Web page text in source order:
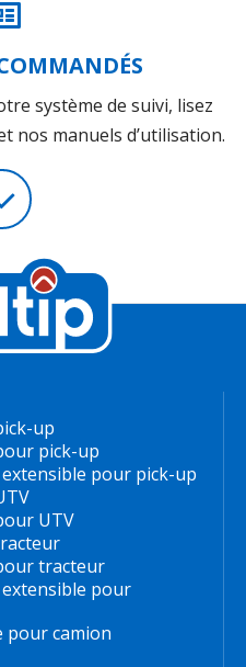
système de suivi, lisez
nos manuels d’utilisation.
up
pick-up
pour pick-up
UTV
tracteur
pour
pour camion